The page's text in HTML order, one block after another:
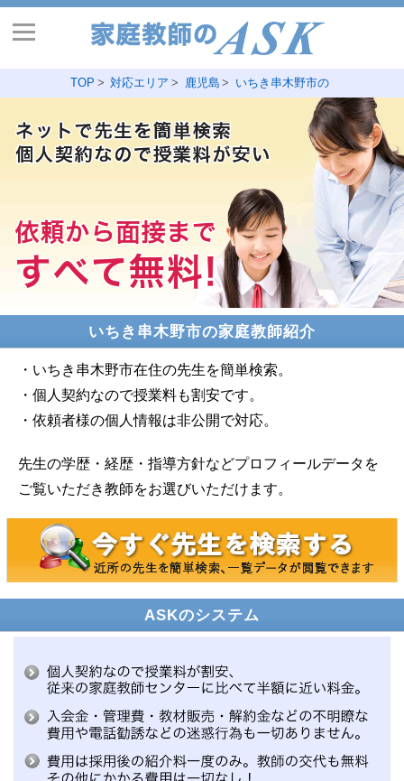
TOP 対応エリア 鹿児島 いちき串木野市の
いちき串木野市の家庭教師紹介
・いちき串木野市在住の先生を簡単検索。
・個人契約なので授業料も割安です。
・依頼者様の個人情報は非公開で対応。
先生の学歴・経歴・指導方針などプロフィールデータを
ご覧いただき教師をお選びいただけます。
ASKのシステム